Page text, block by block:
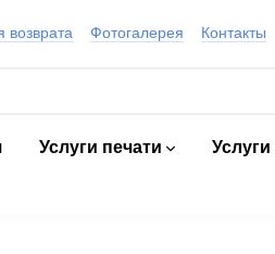
возврата Фотогалерея Контакты
Услуги печати